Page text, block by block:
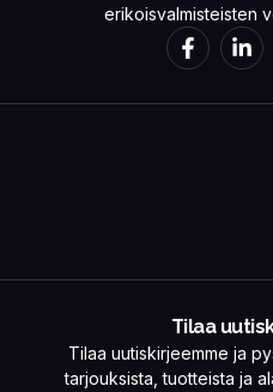
erikoisvalmisteisten
Tilaa
Tilaa uutiskirjeemme ja
tarjouksista, tuotteista ja